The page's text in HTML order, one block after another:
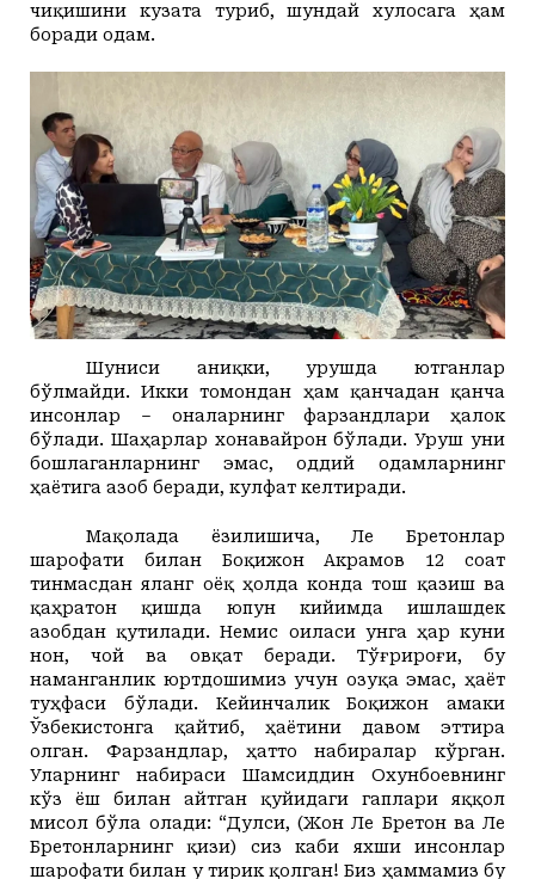
чиқишини кузата туриб, шундай хулосага ҳам
боради одам.
Шуниси аниқки, урушда ютганлар
бўлмайди. Икки томондан ҳам қанчадан қанча
инсонлар – оналарнинг фарзандлари ҳалок
бўлади. Шаҳарлар хонавайрон бўлади. Уруш уни
бошлаганларнинг эмас, оддий одамларнинг
ҳаётига азоб беради, кулфат келтиради.
Мақолада ёзилишича, Ле Бретонлар
шарофати билан Боқижон Акрамов 12 соат
тинмасдан яланг оёқ ҳолда конда тош қазиш ва
қаҳратон қишда юпун кийимда ишлашдек
азобдан қутилади.Немис оиласи унга ҳар куни
нон, чой ва овқат беради. Тўғрироғи, бу
наманганлик юртдошимиз учун озуқа эмас, ҳаёт
туҳфаси бўлади. Кейинчалик Боқижон амаки
Ўзбекистонга қайтиб, ҳаётини давом эттира
олган. Фарзандлар, ҳатто набиралар кўрган.
Уларнинг набираси Шамсиддин Охунбоевнинг
кўз ёш билан айтган қуйидаги гаплари яққол
мисол бўла олади: “Дулси, (Жон Ле Бретон ва Ле
Бретонларнинг қизи) сиз каби яхши инсонлар
шарофати билан у тирик қолган! Биз ҳаммамиз бу